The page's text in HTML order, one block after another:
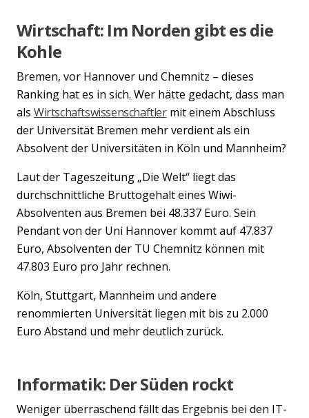
Wirtschaft: Im Norden gibt es die
Kohle
Bremen, vor Hannover und Chemnitz – dieses
Ranking hat es in sich. Wer hätte gedacht, dass man
als Wirtschaftswissenschaftlermit einem Abschluss
der Universität Bremen mehr verdient als ein
Absolvent der Universitäten in Köln und Mannheim?
Laut der Tageszeitung „Die Welt“ liegt das
durchschnittliche Bruttogehalt eines Wiwi-
Absolventen aus Bremen bei 48.337 Euro. Sein
Pendant von der Uni Hannover kommt auf 47.837
Euro, Absolventen der TU Chemnitz können mit
47.803 Euro pro Jahr rechnen.
Köln, Stuttgart, Mannheim und andere
renommierten Universität liegen mit bis zu 2.000
Euro Abstand und mehr deutlich zurück.
Informatik: Der Süden rockt
Weniger überraschend fällt das Ergebnis bei den IT-